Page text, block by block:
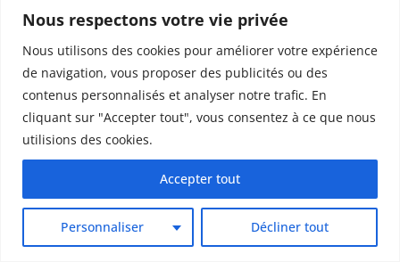
Nous respectons votre vie privée
Nous utilisons des cookies pour améliorer votre expérience
de navigation, vous proposer des publicités ou des
contenus personnalisés et analyser notre trafic. En
cliquant sur "Accepter tout", vous consentez à ce que nous
utilisions des cookies.
Personnaliser Décliner tout
Accepter tout
Dessin
Dessins animés
Déterminisme
Detox
Dette
Deux-roues
DGCCRF